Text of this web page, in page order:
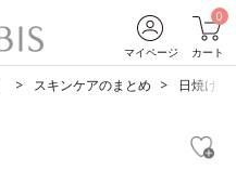
マイページ
0
カート
スキンケアのまとめ 日焼け